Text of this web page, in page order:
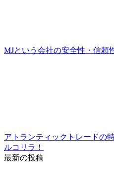
MJという会社の安全性・信頼
アトランティックトレードの
ルコリラ！
最新の投稿